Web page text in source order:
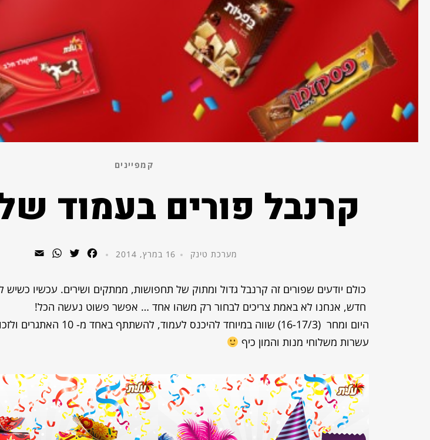
קמפיינים
קרנבל פורים בעמוד
מערכת טינק 16 במרץ, 2014 Facebook
Twitter
WhatsApp
כולם יודעים שפורים זה קרנבל גדול ומתוק של תחפושות, ממתקים ושירים. עכשיו כשיש
חדש, אנחנו לא באמת צריכים לבחור רק משהו אחד … אפשר פשוט נעשה הכל!
היום ומחר (16-17/3)
שווה במיוחד להיכנס לעמוד,
עשרות משלוחי מנות והמון כיף